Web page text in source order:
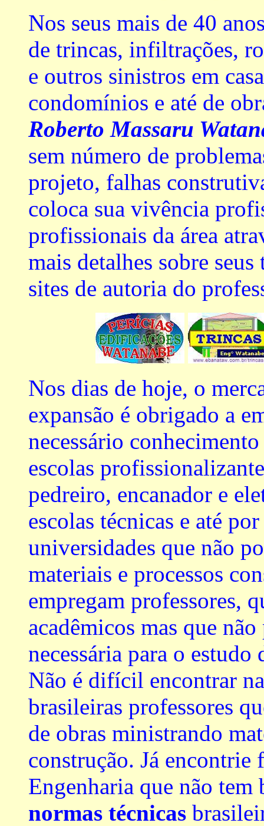
Nos seus mais de 40
de trincas, infiltrações,
e outros sinistros em
condomínios e até de
Roberto Massaru
sem número de
projeto, falhas
coloca sua vivência
profissionais da área
mais detalhes sobre
sites de autoria do
Nos dias de hoje, o
expansão é obrigado a
necessário
escolas
pedreiro, encanador e
escolas técnicas e até
universidades que não
materiais e processos
empregam professores,
acadêmicos mas que
necessária para o estudo
Não é difícil encontrar
brasileiras professores
de obras ministrando
construção. Já encontrie
Engenharia que não
normas técnicas